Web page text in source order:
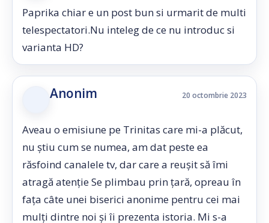
Paprika chiar e un post bun si urmarit de multi
telespectatori.Nu inteleg de ce nu introduc si
varianta HD?
Anonim 20 octombrie 2023
Aveau o emisiune pe Trinitas care mi-a plăcut,
nu știu cum se numea, am dat peste ea
răsfoind canalele tv, dar care a reușit să îmi
atragă atenție Se plimbau prin țară, opreau în
fața câte unei biserici anonime pentru cei mai
mulți dintre noi și îi prezenta istoria. Mi s-a